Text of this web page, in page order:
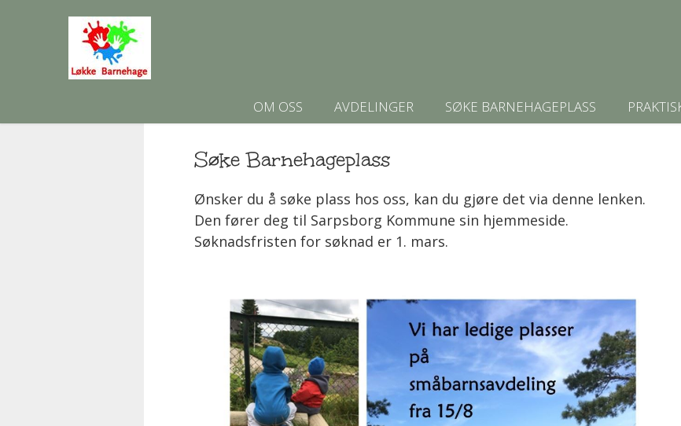
OM OSS AVDELINGER SØKE BARNEHAGEPLASS
Søke Barnehageplass
Ønsker du å søke plass hos oss, kan du gjøre det via denne lenken.
Den fører deg til Sarpsborg Kommune sin hjemmeside.
Søknadsfristen for søknad er 1. mars.